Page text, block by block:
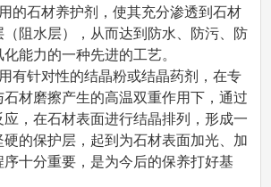
的石材养护剂，使其充分渗透到石材
（阻水层），从而达到防水、防污、防
能力的一种先进的工艺。
有针对性的结晶粉或结晶药剂，在专
石材磨擦产生的高温双重作用下，通过
，在石材表面进行结晶排列，形成一
硬的保护层，起到为石材表面加光、加
十分重要，是为今后的保养打好基